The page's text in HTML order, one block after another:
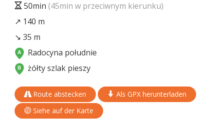
50min (45min w przeciwnym kierunku)
↗ 140 m
↘ 35 m
Radocyna południe
żółty szlak pieszy
Route abstecken
Als GPX herunterladen
Siehe auf der Karte